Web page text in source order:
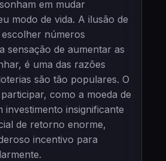
em mudar
modo de vida. A ilusão de
números
sensação de aumentar as
é uma das razões
são tão populares. O
como a moeda de
investimento insignificante
de retorno enorme,
incentivo para